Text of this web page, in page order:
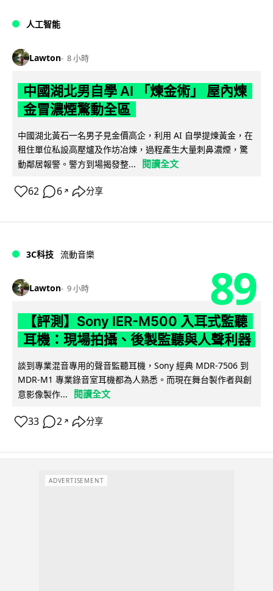
人工智能
Lawton 8 小時
中國湖北男自學 AI 「煉金術」 屋內煉
金冒濃煙驚動全區
中國湖北黃石一名男子見金價高企，利用 AI 自學提煉黃金，在
租住單位私設高壓爐及作坊冶煉，過程產生大量刺鼻濃煙，驚
動鄰居報警。警方到場揭發整...
閱讀全文
62 6 ↗ 分享
3C科技 流動音樂
Lawton 9 小時 89
【評測】Sony IER-M500 入耳式監聽
耳機：現場拍攝、後製監聽與人聲利器
談到專業混音專用的聲音監聽耳機，Sony 經典 MDR-7506 到
MDR-M1 專業錄音室耳機都為人熟悉。而現在舞台製作者與創
意影像製作...
閱讀全文
33 2 ↗ 分享
ADVERTISEMENT